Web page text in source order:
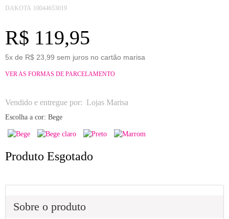
DAKOTA 10044653019
R$ 119,95
5x de R$ 23,99 sem juros no cartão marisa
VER AS FORMAS DE PARCELAMENTO
Vendido e entregue por: Lojas Marisa
Escolha a cor: Bege
Produto Esgotado
Sobre o produto